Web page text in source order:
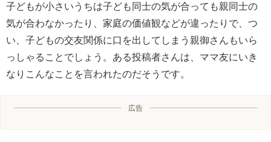
子どもが小さいうちは子ども同士の気が合っても親同士の
気が合わなかったり、家庭の価値観などが違ったりで、つ
い、子どもの交友関係に口を出してしまう親御さんもいら
っしゃることでしょう。ある投稿者さんは、ママ友にいき
なりこんなことを言われたのだそうです。
広告